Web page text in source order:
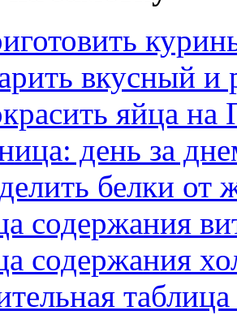
вкусный и
яйца на
день за
белки от
содержания
содержания